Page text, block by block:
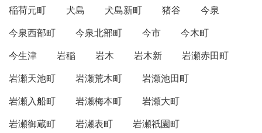
稲荷元町
犬島 犬島新町 猪谷
今泉
今泉西部町
今泉北部町 今市
今木町
今生津
岩稲 岩木 岩木新
岩瀬赤田町
岩瀬天池町
岩瀬荒木町
岩瀬池田町
岩瀬入船町
岩瀬梅本町
岩瀬大町
岩瀬御蔵町
岩瀬表町
岩瀬祇園町